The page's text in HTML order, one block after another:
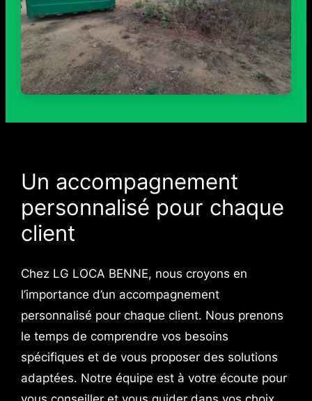
Un accompagnement
personnalisé pour chaque
client
Chez LG LOCA BENNE, nous croyons en
l’importance d’un accompagnement
personnalisé pour chaque client. Nous prenons
le temps de comprendre vos besoins
spécifiques et de vous proposer des solutions
adaptées. Notre équipe est à votre écoute pour